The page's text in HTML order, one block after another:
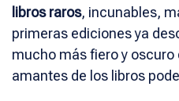
libros raros, incunables,
primeras ediciones ya
mucho más fiero y
amantes de los libros